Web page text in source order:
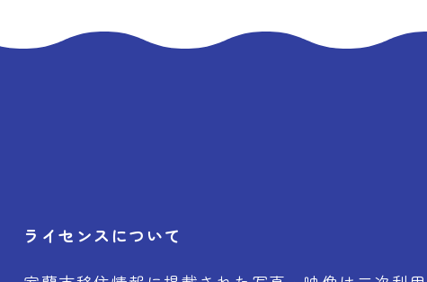
ライセンスについて